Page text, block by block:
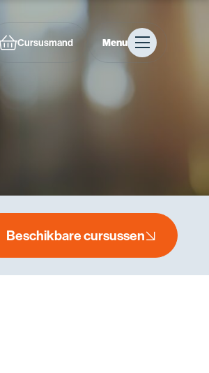
Cursusmand Menu
Beschikbare cursussen